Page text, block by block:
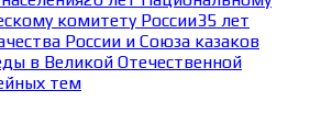
комитету России35 лет
России и Союза казаков
в Великой Отечественной
тем